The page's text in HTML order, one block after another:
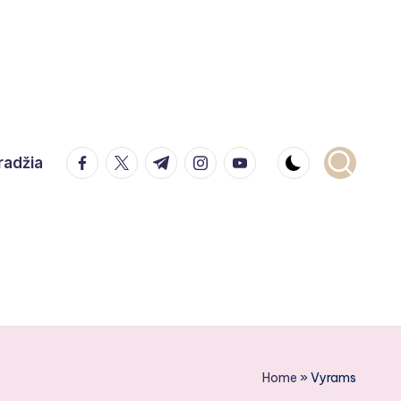
facebook.com
twitter.com
t.me instagram.com
youtube.com
Home »Vyrams